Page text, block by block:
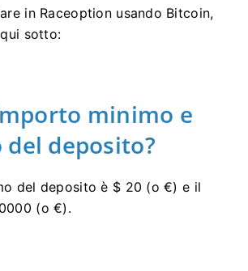
in Raceoption usando Bitcoin,
sotto:
minimo e
del deposito?
del deposito è $ 20 (o €) e il
(o €).